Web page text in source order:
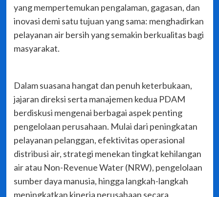
yang mempertemukan pengalaman, gagasan, dan
inovasi demi satu tujuan yang sama: menghadirkan
pelayanan air bersih yang semakin berkualitas bagi
masyarakat.
Dalam suasana hangat dan penuh keterbukaan,
jajaran direksi serta manajemen kedua PDAM
berdiskusi mengenai berbagai aspek penting
pengelolaan perusahaan. Mulai dari peningkatan
pelayanan pelanggan, efektivitas operasional
distribusi air, strategi menekan tingkat kehilangan
air atau Non-Revenue Water (NRW), pengelolaan
sumber daya manusia, hingga langkah-langkah
meningkatkan kinerja perusahaan secara